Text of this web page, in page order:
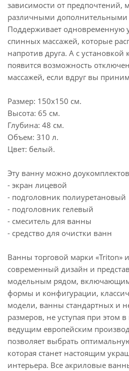
зависимости от предпочтений,
различными дополнительными
Поддерживает одновременную
спинных массажей, которые
напротив друга. А с установкой
появится возможность
массажей, если вдруг вы
Размер: 150x150 см.
Высота: 65 см.
Глубина: 48 см.
Объем: 310 л.
Цвет: белый.
Эту ванну можно
- экран лицевой
- подголовник полиуретановый
- подголовник гелевый
- смеситель для ванны
- средство для очистки ванн
Ванны торговой марки «Triton»
современный дизайн и
модельным рядом,
формы и конфигурации,
модели, ванны стандартных и
размеров, не уступая при этом в
ведущим европейским
позволяет выбрать
которая станет настоящим
интерьера. Все акриловые